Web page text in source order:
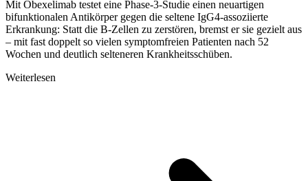
Mit Obexelimab testet eine Phase-3-Studie einen neuartigen
bifunktionalen Antikörper gegen die seltene IgG4-assoziierte
Erkrankung: Statt die B-Zellen zu zerstören, bremst er sie gezielt aus
– mit fast doppelt so vielen symptomfreien Patienten nach 52
Wochen und deutlich selteneren Krankheitsschüben.
Weiterlesen